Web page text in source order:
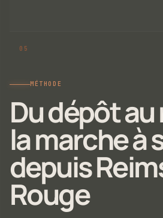
MÉTHODE
Du dépôt
la marche à
depuis
Rouge